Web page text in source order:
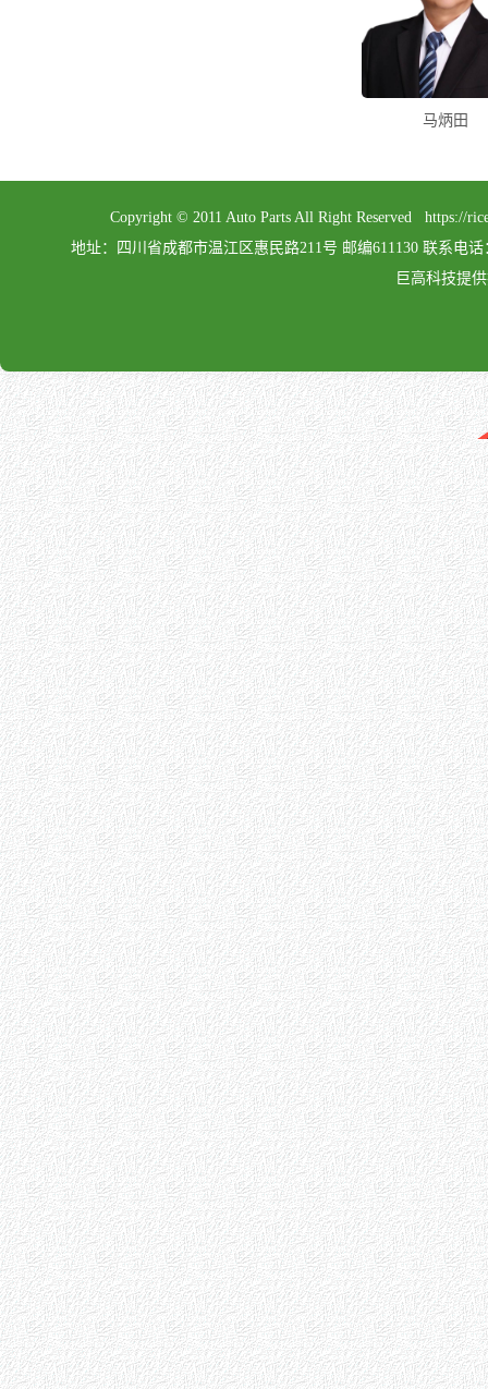
马炳田
Copyright © 2011 Auto Parts All Right Reserved
地址：四川省成都市温江区惠民路211号 邮编611130 联系电话
巨高科技提